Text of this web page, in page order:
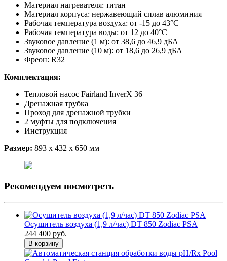
Материал нагревателя: титан
Материал корпуса: нержавеющий сплав алюминия
Рабочая температура воздуха: от -15 до 43°C
Рабочая температура воды: от 12 до 40°C
Звуковое давление (1 м): от 38,6 до 46,9 дБА
Звуковое давление (10 м): от 18,6 до 26,9 дБА
Фреон: R32
Комплектация:
Тепловой насос Fairland InverX 36
Дренажная трубка
Проход для дренажной трубки
2 муфты для подключения
Инструкция
Размер: 893 х 432 х 650 мм
Рекомендуем посмотреть
Осушитель воздуха (1,9 л/час) DT 850 Zodiac PSA
244 400 руб.
В корзину